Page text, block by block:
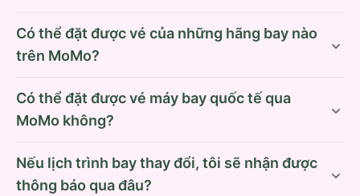
Có thể đặt được vé của những hãng bay nào
trên MoMo?
Có thể đặt được vé máy bay quốc tế qua
MoMo không?
Nếu lịch trình bay thay đổi, tôi sẽ nhận được
thông báo qua đâu?